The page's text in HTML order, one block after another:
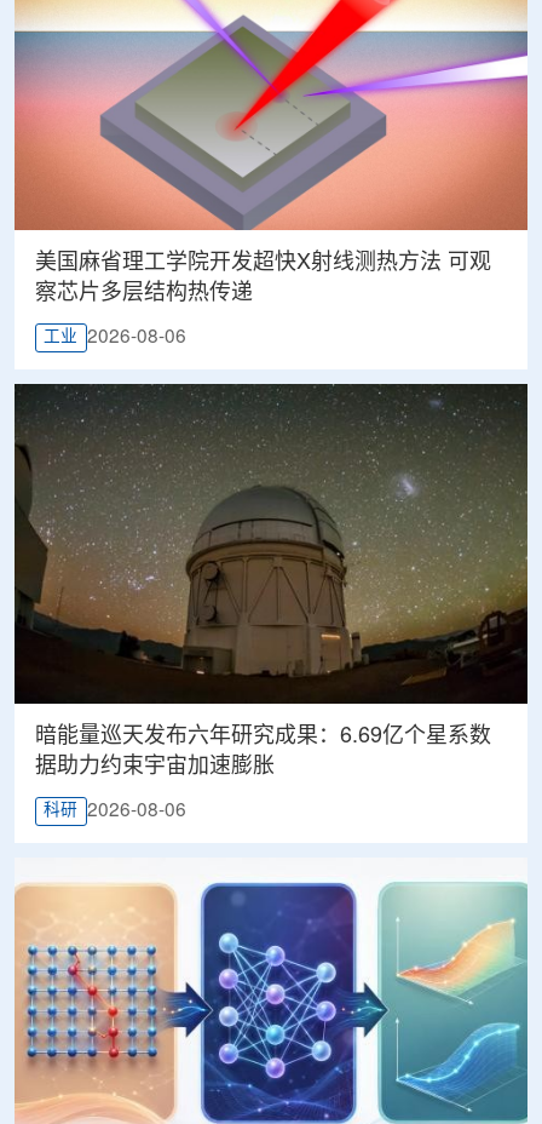
美国麻省理工学院开发超快X射线测热方法 可观
察芯片多层结构热传递
工业 2026-08-06
暗能量巡天发布六年研究成果：6.69亿个星系数
据助力约束宇宙加速膨胀
科研 2026-08-06